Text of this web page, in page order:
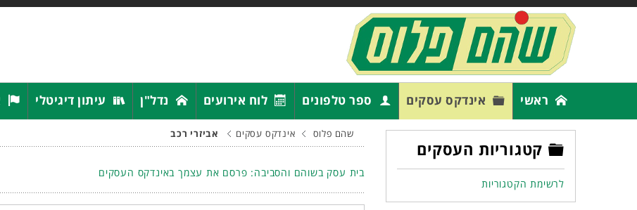
ראשי אינדקס עסקים ספר טלפונים לוח אירועים נדל"ן עיתון דיגיטלי
שהם פלוס אינדקס עסקים אביזרי רכב
בית עסק בשוהם והסביבה: פרסם את עצמך באינדקס העסקים
קטגוריות העסקים
לרשימת הקטגוריות